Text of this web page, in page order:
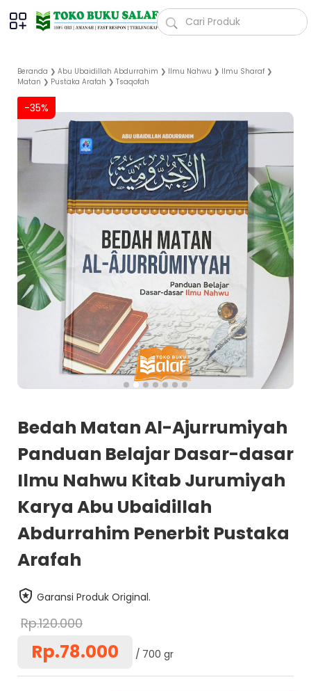
Beranda ❯ Abu Ubaidillah Abdurrahim ❯ Ilmu Nahwu ❯ Ilmu Sharaf ❯
Matan ❯ Pustaka Arafah ❯ Tsaqofah
-35%
Bedah Matan Al-Ajurrumiyah
Panduan Belajar Dasar-dasar
Ilmu Nahwu Kitab Jurumiyah
Karya Abu Ubaidillah
Abdurrahim Penerbit Pustaka
Arafah
Garansi Produk Original.
Rp.120.000
Rp.78.000 700 gr